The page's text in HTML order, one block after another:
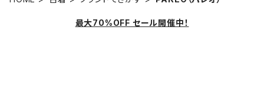
最大70%OFF セール開催中！